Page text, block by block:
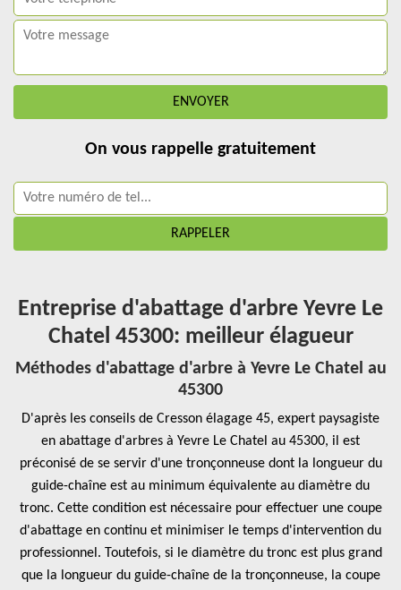
On vous rappelle gratuitement
Entreprise d'abattage d'arbre Yevre Le
Chatel 45300: meilleur élagueur
Méthodes d'abattage d'arbre à Yevre Le Chatel au
45300
D'après les conseils de Cresson élagage 45, expert paysagiste
en abattage d'arbres à Yevre Le Chatel au 45300, il est
préconisé de se servir d'une tronçonneuse dont la longueur du
guide-chaîne est au minimum équivalente au diamètre du
tronc. Cette condition est nécessaire pour effectuer une coupe
d'abattage en continu et minimiser le temps d'intervention du
professionnel. Toutefois, si le diamètre du tronc est plus grand
que la longueur du guide-chaîne de la tronçonneuse, la coupe